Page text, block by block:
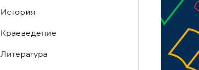
История
Краеведение
Литература